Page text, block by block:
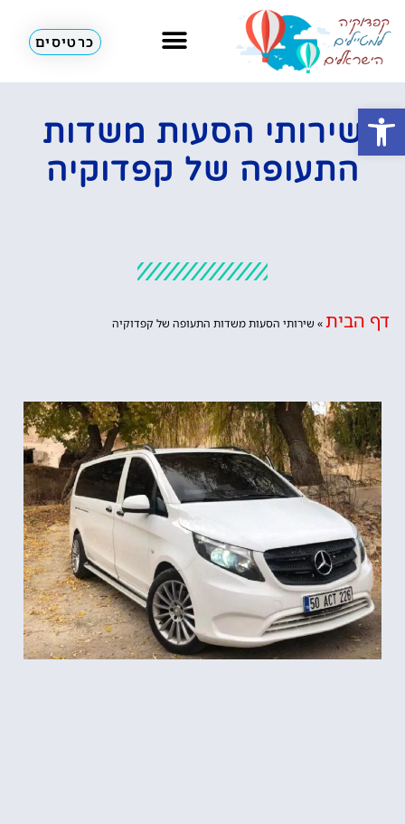
כרטיסים
שירותי הסעות משדות
התעופה של קפדוקיה
דף הבית» שירותי הסעות משדות התעופה של קפדוקיה
פתח סרגל נגישות